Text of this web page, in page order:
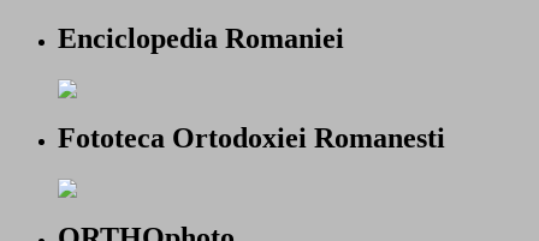
Enciclopedia Romaniei
Fototeca Ortodoxiei Romanesti